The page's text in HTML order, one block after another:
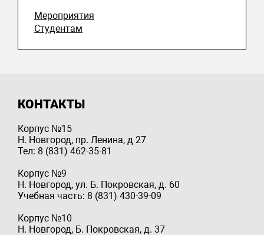
Мероприятия
Студентам
КОНТАКТЫ
Корпус №15
Н. Новгород, пр. Ленина, д 27
Тел: 8 (831) 462-35-81
Корпус №9
Н. Новгород, ул. Б. Покровская, д. 60
Учебная часть: 8 (831) 430-39-09
Корпус №10
Н. Новгород, Б. Покровская, д. 37